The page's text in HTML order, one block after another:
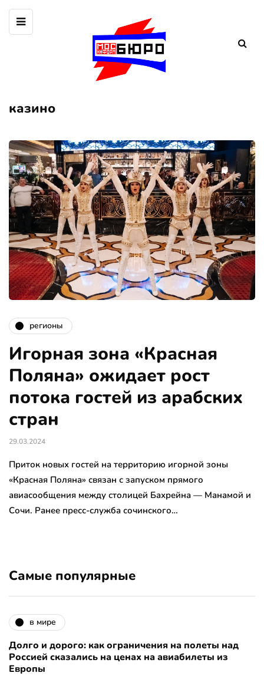
казино
регионы
Игорная зона «Красная
Поляна» ожидает рост
потока гостей из арабских
стран
29.03.2024
Приток новых гостей на территорию игорной зоны
«Красная Поляна» связан с запуском прямого
авиасообщения между столицей Бахрейна — Манамой и
Сочи. Ранее пресс-служба сочинского…
Самые популярные
в мире
Долго и дорого: как ограничения на полеты над
Россией сказались на ценах на авиабилеты из
Европы